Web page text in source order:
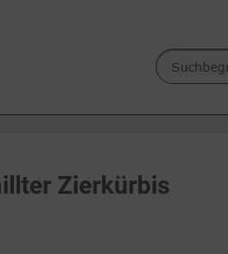
Zierkürbis